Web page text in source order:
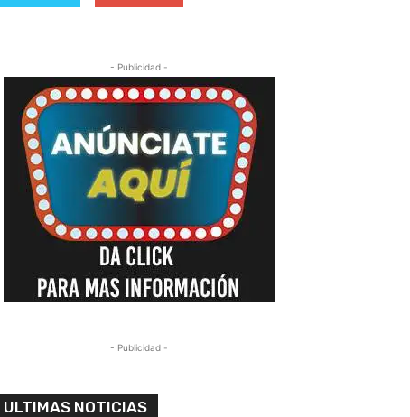
- Publicidad -
- Publicidad -
ULTIMAS NOTICIAS